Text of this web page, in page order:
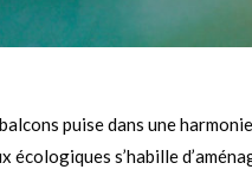
puise dans une
s’habille